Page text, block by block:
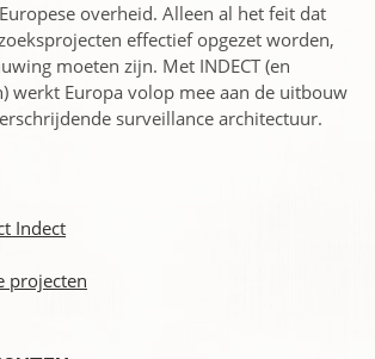
overheid. Alleen al het feit dat
effectief opgezet worden,
moeten zijn. Met INDECT (en
werkt Europa volop mee aan de uitbouw
surveillance architectuur.
Indect
projecten